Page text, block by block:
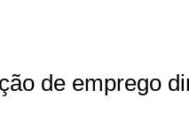
de emprego